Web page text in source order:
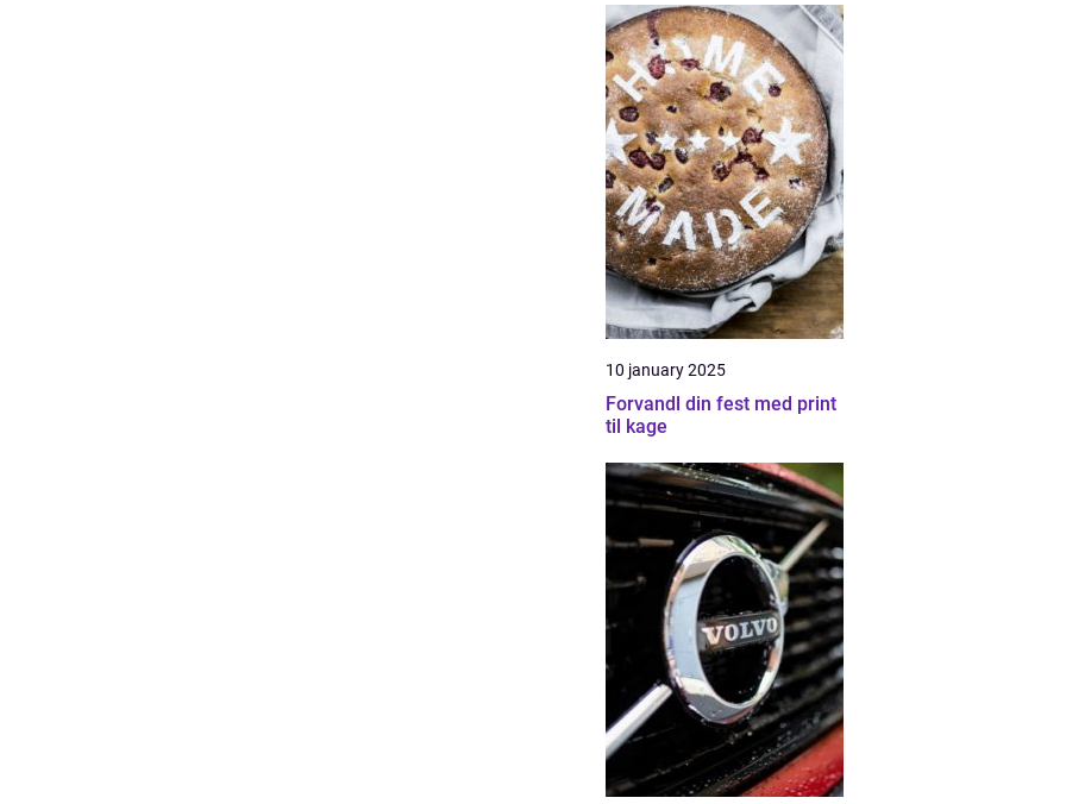
10 january 2025
Forvandl din fest med print
til kage